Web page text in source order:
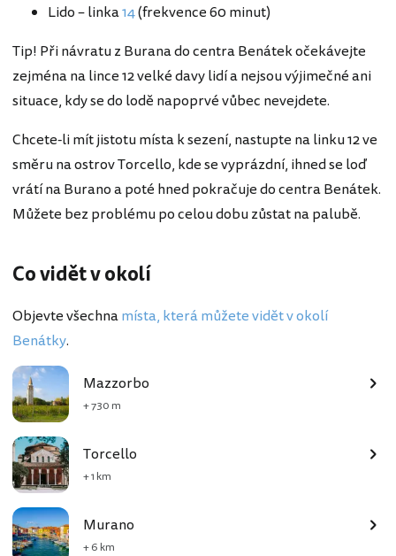
Lido – linka14(frekvence 60 minut)
Tip! Při návratu z Burana do centra Benátek očekávejte
zejména na lince 12 velké davy lidí a nejsou výjimečné ani
situace, kdy se do lodě napoprvé vůbec nevejdete.
Chcete-li mít jistotu místa k sezení, nastupte na linku 12 ve
směru na ostrov Torcello, kde se vyprázdní, ihned se loď
vrátí na Burano a poté hned pokračuje do centra Benátek.
Můžete bez problému po celou dobu zůstat na palubě.
Co vidět v okolí
Objevte všechnamísta, která můžete vidět v okolí
Benátky.
Mazzorbo
+ 730 m
Torcello
+ 1 km
Murano
+ 6 km